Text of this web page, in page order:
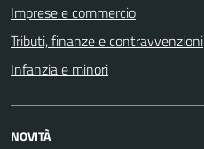
Imprese e commercio
Tributi, finanze e contravvenzioni
Infanzia e minori
NOVITÀ